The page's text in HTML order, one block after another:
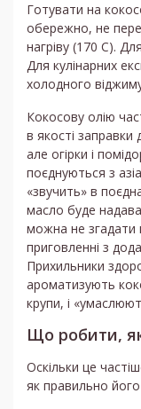
Готувати на
обережно, не
нагріву (170 С).
Для кулінарних
холодного
Кокосову олію
в якості
але огірки і
поєднуються з
«звучить» в
масло буде
можна не згадати
приговленні з
Прихильники
ароматизують
крупи, і
Що робити,
Оскільки це
як правильно